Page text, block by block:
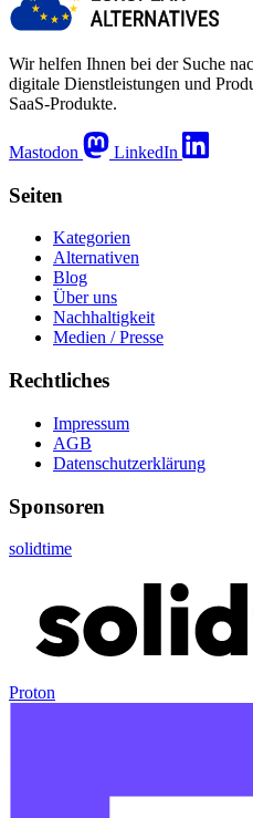
Wir helfen Ihnen bei der Suche
digitale Dienstleistungen und
SaaS-Produkte.
Mastodon LinkedIn
Seiten
Kategorien
Alternativen
Blog
Über uns
Nachhaltigkeit
Medien / Presse
Rechtliches
Impressum
AGB
Datenschutzerklärung
Sponsoren
solidtime
Proton